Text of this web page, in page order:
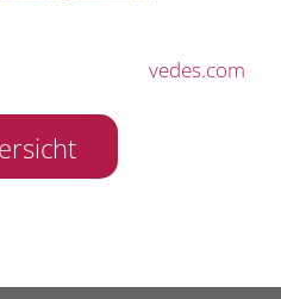
vedes.com